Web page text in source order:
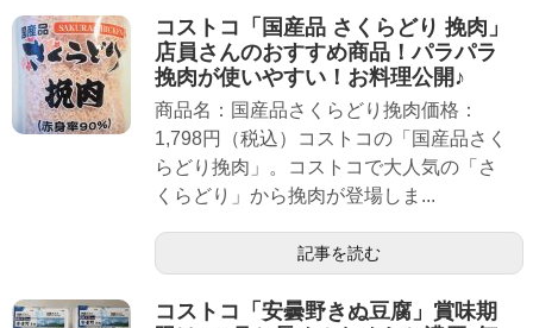
コストコ「国産品 さくらどり 挽肉」
店員さんのおすすめ商品！パラパラ
挽肉が使いやすい！お料理公開♪
商品名：国産品さくらどり挽肉価格：
1,798円（税込）コストコの「国産品さく
らどり挽肉」。コストコで大人気の「さ
くらどり」から挽肉が登場しま...
記事を読む
コストコ「安曇野きぬ豆腐」賞味期